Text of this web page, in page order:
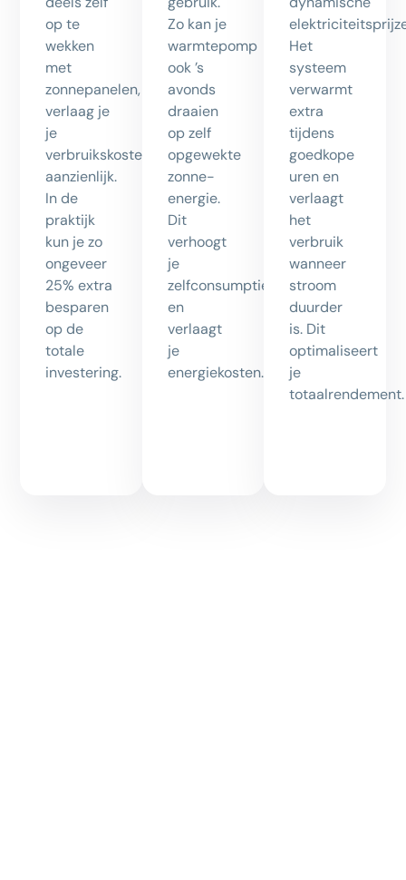
op te
wekken
met
zonnepanelen,
verlaag je
je
verbruikskosten
aanzienlijk.
In de
praktijk
kun je zo
ongeveer
25% extra
besparen
op de
totale
investering.
Zo kan je
warmtepomp
ook ’s
avonds
draaien
op zelf
opgewekte
zonne-
energie.
Dit
verhoogt
je
zelfconsumptie
en
verlaagt
je
energiekosten.
Het
systeem
verwarmt
extra
tijdens
goedkope
uren en
verlaagt
het
verbruik
wanneer
stroom
duurder
is. Dit
optimaliseert
je
totaalrendement.